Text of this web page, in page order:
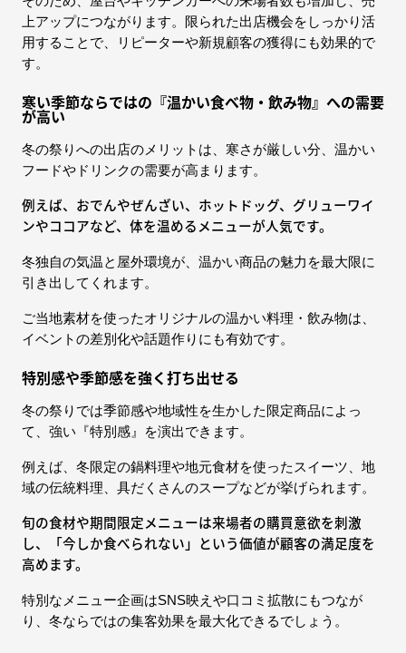
上アップにつながります。限られた出店機会をしっかり活
用することで、リピーターや新規顧客の獲得にも効果的で
す。
寒い季節ならではの『温かい食べ物・飲み物』への需要
が高い
冬の祭りへの出店のメリットは、寒さが厳しい分、温かい
フードやドリンクの需要が高まります。
例えば、おでんやぜんざい、ホットドッグ、グリューワイ
ンやココアなど、体を温めるメニューが人気です。
冬独自の気温と屋外環境が、温かい商品の魅力を最大限に
引き出してくれます。
ご当地素材を使ったオリジナルの温かい料理・飲み物は、
イベントの差別化や話題作りにも有効です。
特別感や季節感を強く打ち出せる
冬の祭りでは季節感や地域性を生かした限定商品によっ
て、強い『特別感』を演出できます。
例えば、冬限定の鍋料理や地元食材を使ったスイーツ、地
域の伝統料理、具だくさんのスープなどが挙げられます。
旬の食材や期間限定メニューは来場者の購買意欲を刺激
し、「今しか食べられない」という価値が顧客の満足度を
高めます。
特別なメニュー企画はSNS映えや口コミ拡散にもつなが
り、冬ならではの集客効果を最大化できるでしょう。​